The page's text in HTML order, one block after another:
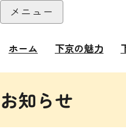
本文へ
メニュー
ホーム 下京の魅力
お知らせ